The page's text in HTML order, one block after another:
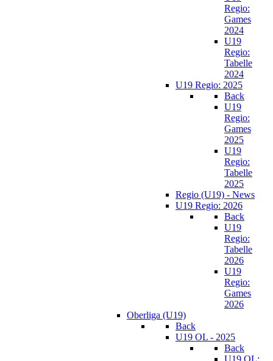
Regio:
Games
2024
U19
Regio:
Tabelle
2024
U19 Regio: 2025
Back
U19
Regio:
Games
2025
U19
Regio:
Tabelle
2025
Regio (U19) - News
U19 Regio: 2026
Back
U19
Regio:
Tabelle
2026
U19
Regio:
Games
2026
Oberliga (U19)
Back
U19 OL - 2025
Back
U19 OL: